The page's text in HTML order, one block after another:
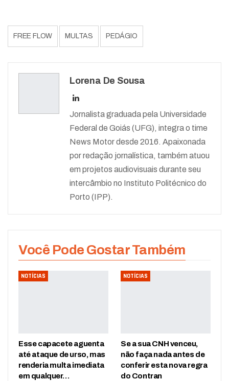
FREE FLOW MULTAS PEDÁGIO
Lorena De Sousa
Jornalista graduada pela Universidade
Federal de Goiás (UFG), integra o time
News Motor desde 2016. Apaixonada
por redação jornalística, também atuou
em projetos audiovisuais durante seu
intercâmbio no Instituto Politécnico do
Porto (IPP).
Você Pode Gostar Também
NOTÍCIAS
Esse capacete aguenta
até ataque de urso, mas
renderia multa imediata
em qualquer…
NOTÍCIAS
Se a sua CNH venceu,
não faça nada antes de
conferir esta nova regra
do Contran